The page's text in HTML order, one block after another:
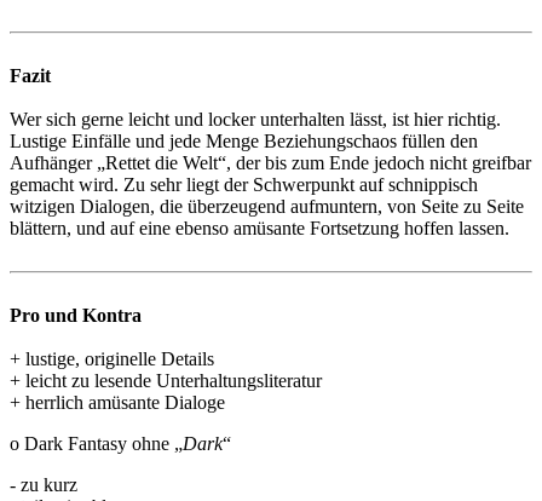
Fazit
Wer sich gerne leicht und locker unterhalten lässt, ist hier richtig.
Lustige Einfälle und jede Menge Beziehungschaos füllen den
Aufhänger „Rettet die Welt“, der bis zum Ende jedoch nicht greifbar
gemacht wird. Zu sehr liegt der Schwerpunkt auf schnippisch
witzigen Dialogen, die überzeugend aufmuntern, von Seite zu Seite
blättern, und auf eine ebenso amüsante Fortsetzung hoffen lassen.
Pro und Kontra
+ lustige, originelle Details
+ leicht zu lesende Unterhaltungsliteratur
+ herrlich amüsante Dialoge
o Dark Fantasy ohne „Dark“
- zu kurz